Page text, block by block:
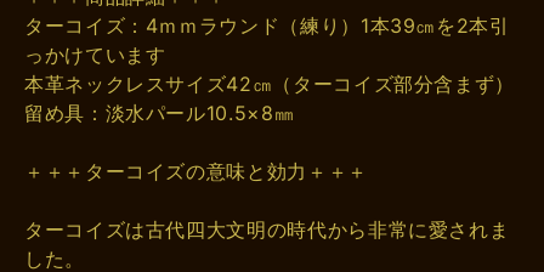
ターコイズ：4ｍｍラウンド（練り）1本39㎝を2本引
っかけています
本革ネックレスサイズ42㎝（ターコイズ部分含まず）
留め具：淡水パール10.5×8㎜
＋＋＋ターコイズの意味と効力＋＋＋
ターコイズは古代四大文明の時代から非常に愛されま
した。